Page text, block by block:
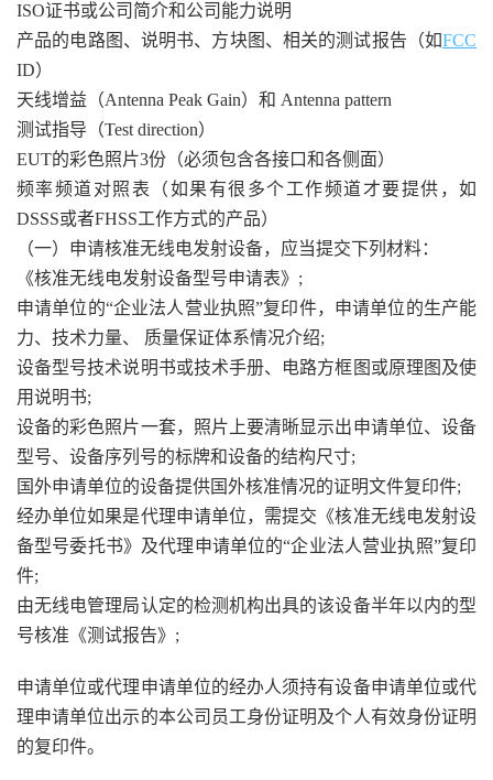
ISO证书或公司简介和公司能力说明
产品的电路图、说明书、方块图、相关的测试报告（如FCC
ID）
天线增益（Antenna Peak Gain）和 Antenna pattern
测试指导（Test direction）
EUT的彩色照片3份（必须包含各接口和各侧面）
频率频道对照表（如果有很多个工作频道才要提供，如
DSSS或者FHSS工作方式的产品）
（一）申请核准无线电发射设备，应当提交下列材料：
《核准无线电发射设备型号申请表》;
申请单位的“企业法人营业执照”复印件，申请单位的生产能
力、技术力量、 质量保证体系情况介绍;
设备型号技术说明书或技术手册、电路方框图或原理图及使
用说明书;
设备的彩色照片一套，照片上要清晰显示出申请单位、设备
型号、设备序列号的标牌和设备的结构尺寸;
国外申请单位的设备提供国外核准情况的证明文件复印件;
经办单位如果是代理申请单位，需提交《核准无线电发射设
备型号委托书》及代理申请单位的“企业法人营业执照”复印
件;
由无线电管理局认定的检测机构出具的该设备半年以内的型
号核准《测试报告》;
申请单位或代理申请单位的经办人须持有设备申请单位或代
理申请单位出示的本公司员工身份证明及个人有效身份证明
的复印件。